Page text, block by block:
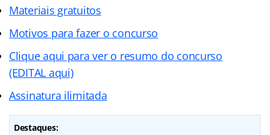
Materiais gratuitos
Motivos para fazer o concurso
Clique aqui para ver o resumo do concurso
(EDITAL aqui)
Assinatura ilimitada
Destaques: